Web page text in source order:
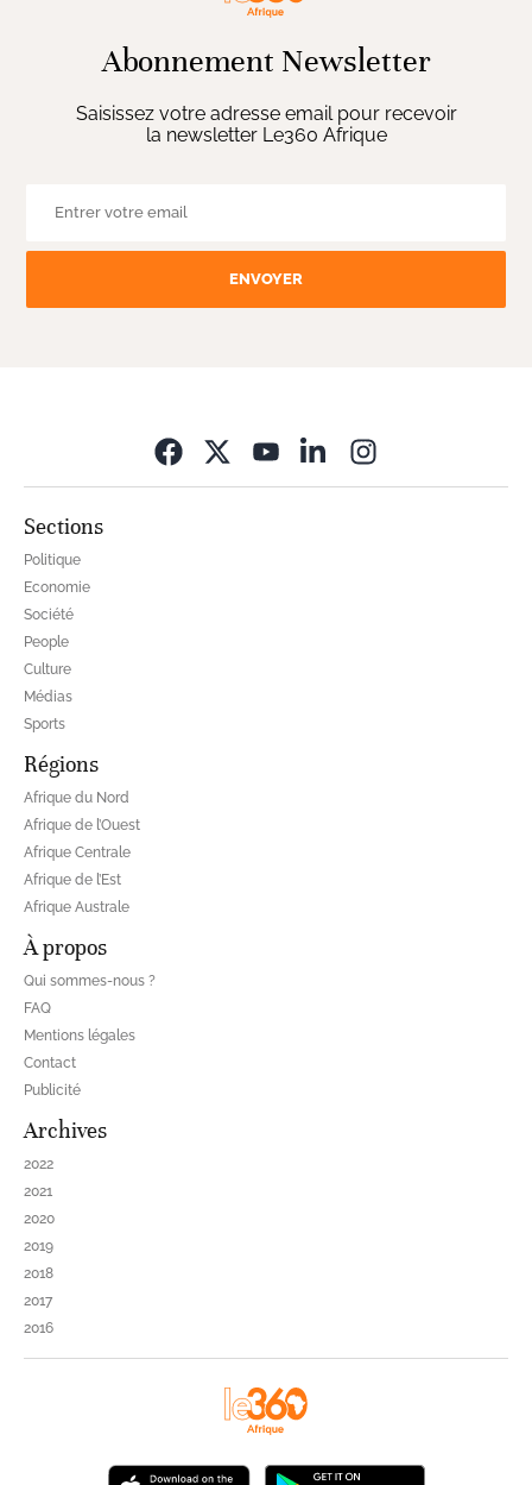
Abonnement Newsletter
Saisissez votre adresse email pour recevoir
la newsletter Le360 Afrique
ENVOYER
Sections
Politique
Economie
Société
People
Culture
Médias
Sports
Régions
Afrique du Nord
Afrique de l’Ouest
Afrique Centrale
Afrique de l’Est
Afrique Australe
À propos
Qui sommes-nous ?
FAQ
Mentions légales
Contact
Publicité
Archives
2022
2021
2020
2019
2018
2017
2016